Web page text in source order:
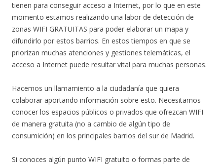
tienen para conseguir acceso a Internet, por lo que en este
momento estamos realizando una labor de detección de
zonas WIFI GRATUITAS para poder elaborar un mapa y
difundirlo por estos barrios. En estos tiempos en que se
priorizan muchas atenciones y gestiones telemáticas, el
acceso a Internet puede resultar vital para muchas personas.
Hacemos un llamamiento a la ciudadanía que quiera
colaborar aportando información sobre esto. Necesitamos
conocer los espacios públicos o privados que ofrezcan WIFI
de manera gratuita (no a cambio de algún tipo de
consumición) en los principales barrios del sur de Madrid.
Si conoces algún punto WIFI gratuito o formas parte de